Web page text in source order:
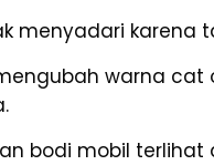
menyadari karena
warna
bodi mobil